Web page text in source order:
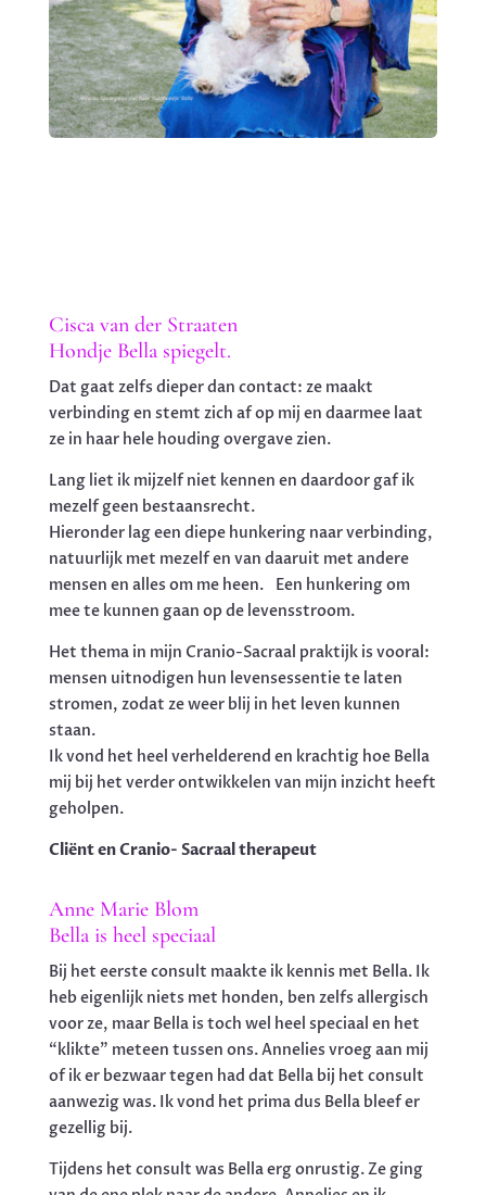
Cisca van der Straaten
Hondje Bella spiegelt.
Dat gaat zelfs dieper dan contact: ze maakt
verbinding en stemt zich af op mij en daarmee laat
ze in haar hele houding overgave zien.
Lang liet ik mijzelf niet kennen en daardoor gaf ik
mezelf geen bestaansrecht.
Hieronder lag een diepe hunkering naar verbinding,
natuurlijk met mezelf en van daaruit met andere
mensen en alles om me heen. Een hunkering om
mee te kunnen gaan op de levensstroom.
Het thema in mijn Cranio-Sacraal praktijk is vooral:
mensen uitnodigen hun levensessentie te laten
stromen, zodat ze weer blij in het leven kunnen
staan.
Ik vond het heel verhelderend en krachtig hoe Bella
mij bij het verder ontwikkelen van mijn inzicht heeft
geholpen.
Cliënt en Cranio- Sacraal therapeut
Anne Marie Blom
Bella is heel speciaal
Bij het eerste consult maakte ik kennis met Bella. Ik
heb eigenlijk niets met honden, ben zelfs allergisch
voor ze, maar Bella is toch wel heel speciaal en het
“klikte” meteen tussen ons. Annelies vroeg aan mij
of ik er bezwaar tegen had dat Bella bij het consult
aanwezig was. Ik vond het prima dus Bella bleef er
gezellig bij.
Tijdens het consult was Bella erg onrustig. Ze ging